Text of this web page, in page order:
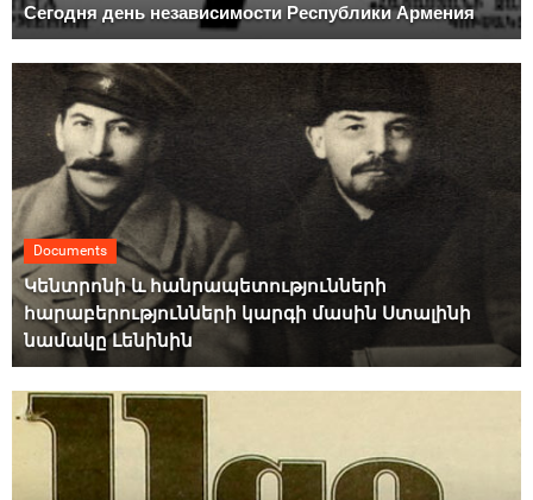
Сегодня день независимости Республики Армения
Documents
Կենտրոնի և հանրապետությունների
հարաբերությունների կարգի մասին Ստալինի
նամակը Լենինին